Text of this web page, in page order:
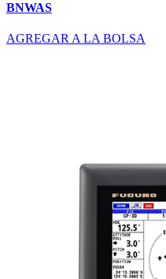
BNWAS
AGREGAR A LA BOLSA